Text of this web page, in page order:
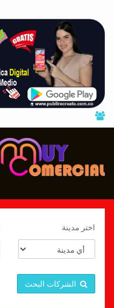
اختر مدينة
الشركات البحث